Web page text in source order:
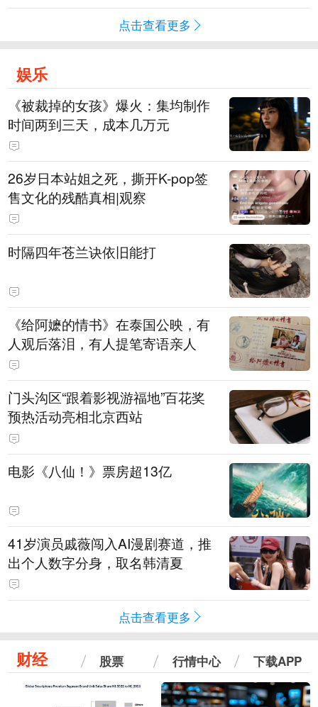
点击查看更多
娱乐
《被裁掉的女孩》爆火：集均制作
时间两到三天，成本几万元
​26岁日本站姐之死，撕开K-pop签
售文化的残酷真相|观察
时隔四年苍兰诀依旧能打
《给阿嬷的情书》在泰国公映，有
人观后落泪，有人提笔寄语亲人
门头沟区“跟着影视游福地”百花奖
预热活动亮相北京西站
电影《八仙！》票房超13亿
41岁演员戚薇闯入AI漫剧赛道，推
出个人数字分身，取名韩清夏
点击查看更多
财经 股票 行情中心 下载APP